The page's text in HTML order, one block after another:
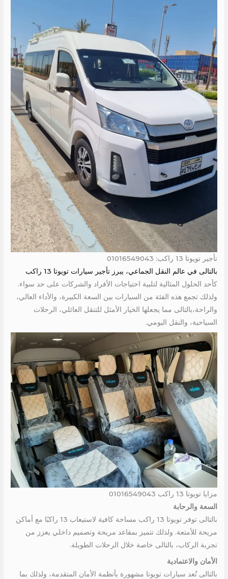
تأجير تويوتا 13 راكب: 01016549043
بالتالى في عالم النقل الجماعي، يبرز تأجير سيارات تويوتا 13 راكب
كأحد الحلول المثالية لتلبية احتياجات الأفراد والشركات على حد سواء.
ولذلك تجمع هذه الفئة من السيارات بين السعة الكبيرة، والأداء العالي،
والراحة،بالتالى مما يجعلها الخيار الأمثل للتنقل العائلي، الرحلات
السياحية، والنقل اليومي.
مزايا تويوتا 13 راكب 01016549043
السعة والرحابة
بالتالى توفر تويوتا 13 راكب مساحة كافية لاستيعاب 13 راكبًا مع أماكن
مريحة للأمتعة. ولذلك تتميز بمقاعد مريحة وتصميم داخلي يعزز من
تجربة الركاب، بالتالى خاصة خلال الرحلات الطويلة.
الأمان والاعتمادية
بالتالى تُعد سيارات تويوتا مشهورة بأنظمة الأمان المتقدمة، ولذلك بما